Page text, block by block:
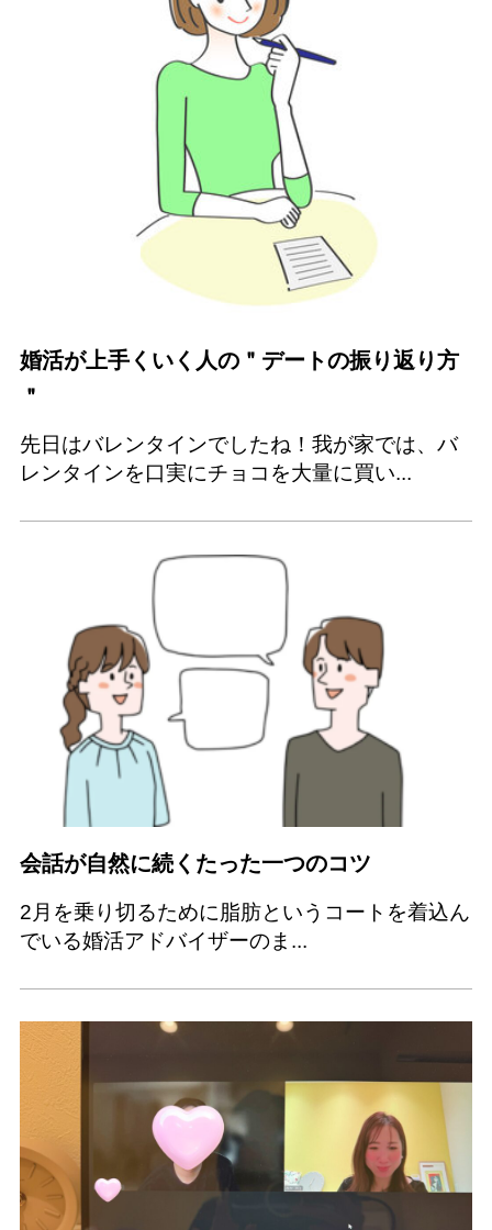
婚活が上手くいく人の＂デートの振り返り方
＂
先日はバレンタインでしたね！我が家では、バ
レンタインを口実にチョコを大量に買い...
会話が自然に続くたった一つのコツ
2月を乗り切るために脂肪というコートを着込ん
でいる婚活アドバイザーのま...